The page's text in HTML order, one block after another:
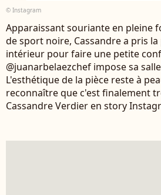
© Instagram
Apparaissant souriante en pleine
de sport noire, Cassandre a pris
intérieur pour faire une petite
@juanarbelaezchef impose sa
L'esthétique de la pièce reste à
reconnaître que c'est finalement
Cassandre Verdier en story